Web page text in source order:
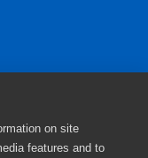
on site
features and to